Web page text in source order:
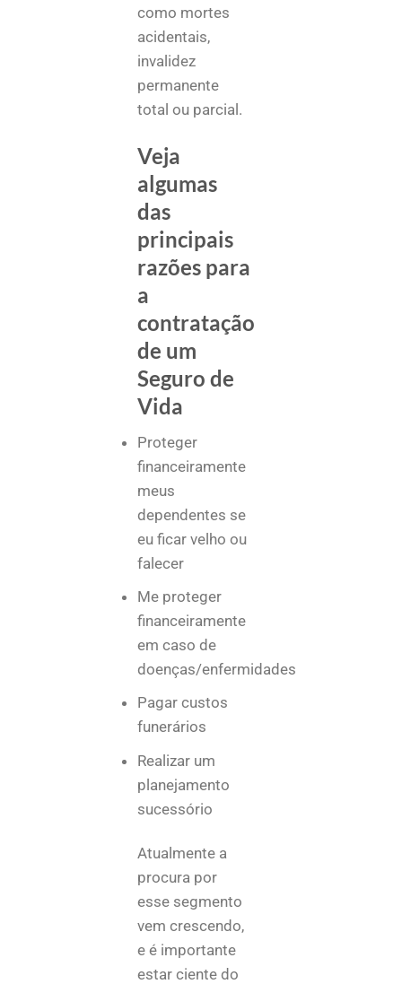
como mortes
acidentais,
invalidez
permanente
total ou parcial.
Veja
algumas
das
principais
razões para
a
contratação
de um
Seguro de
Vida
Proteger
financeiramente
meus
dependentes se
eu ficar velho ou
falecer
Me proteger
financeiramente
em caso de
doenças/enfermidades
Pagar custos
funerários
Realizar um
planejamento
sucessório
Atualmente a
procura por
esse segmento
vem crescendo,
e é importante
estar ciente do